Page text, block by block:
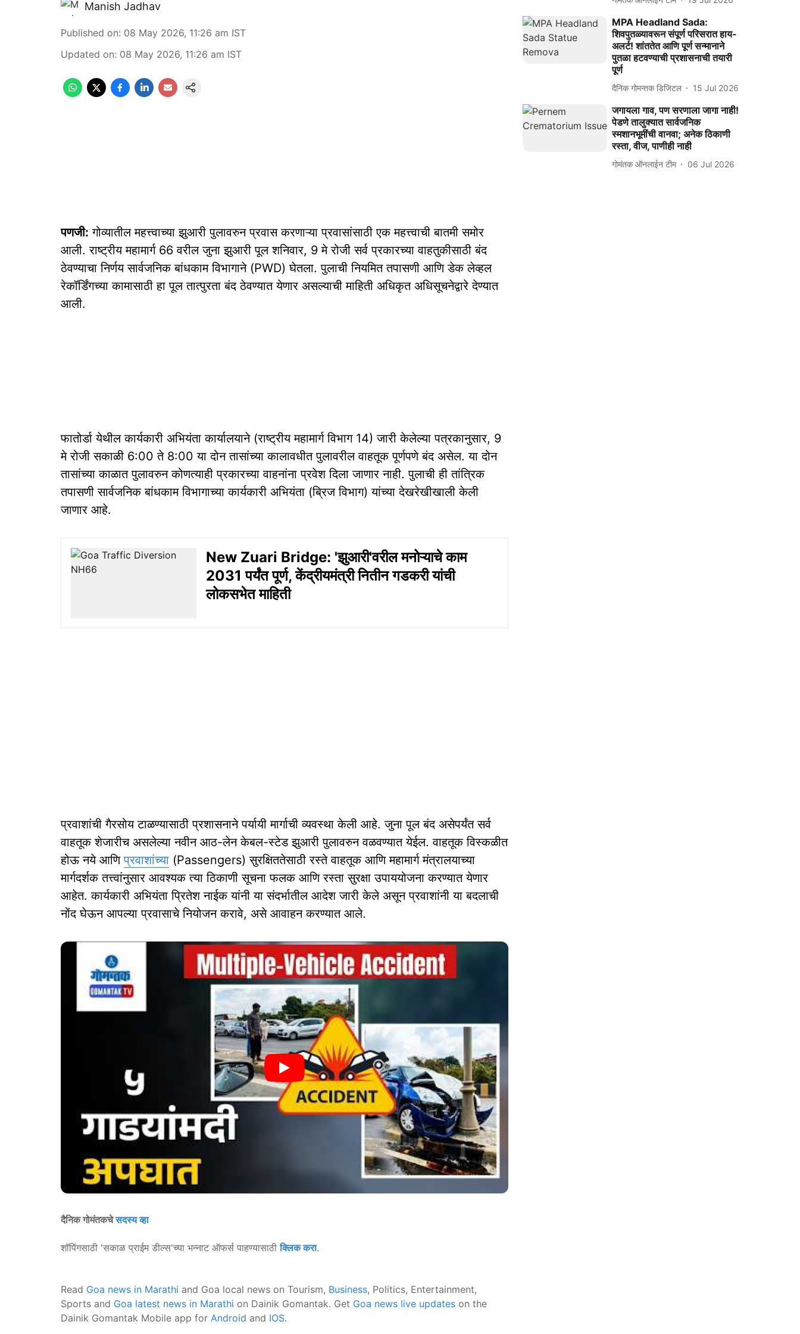
Manish Jadhav
Published on: 08 May 2026, 11:26 am IST
Updated on: 08 May 2026, 11:26 am IST
पणजी: गोव्यातील महत्त्वाच्या झुआरी पुलावरुन प्रवास करणाऱ्या प्रवासांसाठी एक महत्त्वाची बातमी समोर
आली. राष्ट्रीय महामार्ग 66 वरील जुना झुआरी पूल शनिवार, 9 मे रोजी सर्व प्रकारच्या वाहतुकीसाठी बंद
ठेवण्याचा निर्णय सार्वजनिक बांधकाम विभागाने (PWD) घेतला. पुलाची नियमित तपासणी आणि डेक लेव्हल
रेकॉर्डिंगच्या कामासाठी हा पूल तात्पुरता बंद ठेवण्यात येणार असल्याची माहिती अधिकृत अधिसूचनेद्वारे देण्यात
आली.
फातोर्डा येथील कार्यकारी अभियंता कार्यालयाने (राष्ट्रीय महामार्ग विभाग 14) जारी केलेल्या पत्रकानुसार, 9
मे रोजी सकाळी 6:00 ते 8:00 या दोन तासांच्या कालावधीत पुलावरील वाहतूक पूर्णपणे बंद असेल. या दोन
तासांच्या काळात पुलावरुन कोणत्याही प्रकारच्या वाहनांना प्रवेश दिला जाणार नाही. पुलाची ही तांत्रिक
तपासणी सार्वजनिक बांधकाम विभागाच्या कार्यकारी अभियंता (ब्रिज विभाग) यांच्या देखरेखीखाली केली
जाणार आहे.
New Zuari Bridge: 'झुआरी'वरील मनोऱ्याचे काम
2031 पर्यंत पूर्ण, केंद्रीयमंत्री नितीन गडकरी यांची
लोकसभेत माहिती
प्रवाशांची गैरसोय टाळण्यासाठी प्रशासनाने पर्यायी मार्गाची व्यवस्था केली आहे. जुना पूल बंद असेपर्यंत सर्व
वाहतूक शेजारीच असलेल्या नवीन आठ-लेन केबल-स्टेड झुआरी पुलावरुन वळवण्यात येईल. वाहतूक विस्कळीत
होऊ नये आणिप्रवाशांच्या (Passengers) सुरक्षिततेसाठी रस्ते वाहतूक आणि महामार्ग मंत्रालयाच्या
मार्गदर्शक तत्त्वांनुसार आवश्यक त्या ठिकाणी सूचना फलक आणि रस्ता सुरक्षा उपाययोजना करण्यात येणार
आहेत. कार्यकारी अभियंता प्रितेश नाईक यांनी या संदर्भातील आदेश जारी केले असून प्रवाशांनी या बदलाची
नोंद घेऊन आपल्या प्रवासाचे नियोजन करावे, असे आवाहन करण्यात आले.
दैनिक गोमंतकचेसदस्य व्हा
शॉपिंगसाठी 'सकाळ प्राईम डील्स'च्या भन्नाट ऑफर्स पाहण्यासाठीक्लिक करा.
Read Goa news in Marathi and Goa local news on Tourism, Business, Politics, Entertainment,
Sports and Goa latest news in Marathi on Dainik Gomantak. Get Goa news live updates on the
Dainik Gomantak Mobile app for Android and IOS.
MPA Headland Sada:
शिवपुतळ्यावरून संपूर्ण परिसरात हाय-
अलर्ट! शांततेत आणि पूर्ण सन्मानाने
पुतळा हटवण्याची प्रशासनाची तयारी
पूर्ण
दैनिक गोमन्तक डिजिटल 15 Jul 2026
जगायला गाव, पण सरणाला जागा नाही!
पेडणे तालुक्यात सार्वजनिक
स्मशानभूमींची वानवा; अनेक ठिकाणी
रस्ता, वीज, पाणीही नाही
गोमंतक ऑनलाईन टीम 06 Jul 2026